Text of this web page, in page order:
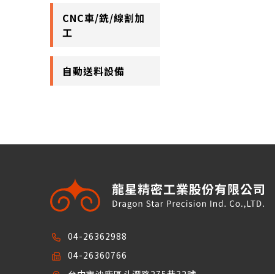
CNC車/銑/線割加
工
自動送料設備
04-26362988
04-26360766